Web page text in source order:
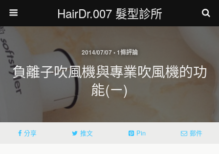
HairDr.007 髮型診所
2014/07/07 • 1條評論
負離子吹風機與專業吹風機的功
能(ㄧ)
分享 推文 Pin 郵件